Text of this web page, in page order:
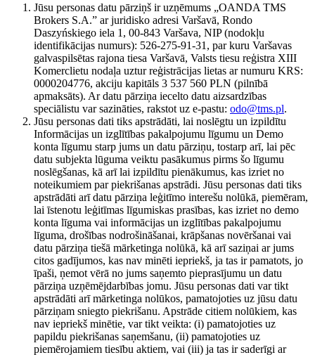
Jūsu personas datu pārziņš ir uzņēmums „OANDA TMS
Brokers S.A.” ar juridisko adresi Varšavā, Rondo
Daszyńskiego iela 1, 00-843 Varšava, NIP (nodokļu
identifikācijas numurs): 526-275-91-31, par kuru Varšavas
galvaspilsētas rajona tiesa Varšavā, Valsts tiesu reģistra XIII
Komerclietu nodaļa uztur reģistrācijas lietas ar numuru KRS:
0000204776, akciju kapitāls 3 537 560 PLN (pilnībā
apmaksāts). Ar datu pārziņa iecelto datu aizsardzības
speciālistu var sazināties, rakstot uz e-pastu: odo@tms.pl.
Jūsu personas dati tiks apstrādāti, lai noslēgtu un izpildītu
Informācijas un izglītības pakalpojumu līgumu un Demo
konta līgumu starp jums un datu pārziņu, tostarp arī, lai pēc
datu subjekta lūguma veiktu pasākumus pirms šo līgumu
noslēgšanas, kā arī lai izpildītu pienākumus, kas izriet no
noteikumiem par piekrišanas apstrādi. Jūsu personas dati tiks
apstrādāti arī datu pārziņa leģitīmo interešu nolūkā, piemēram,
lai īstenotu leģitīmas līgumiskas prasības, kas izriet no demo
konta līguma vai informācijas un izglītības pakalpojumu
līguma, drošības nodrošināšanai, krāpšanas novēršanai vai
datu pārziņa tiešā mārketinga nolūkā, kā arī saziņai ar jums
citos gadījumos, kas nav minēti iepriekš, ja tas ir pamatots, jo
īpaši, ņemot vērā no jums saņemto pieprasījumu un datu
pārziņa uzņēmējdarbības jomu. Jūsu personas dati var tikt
apstrādāti arī mārketinga nolūkos, pamatojoties uz jūsu datu
pārziņam sniegto piekrišanu. Apstrāde citiem nolūkiem, kas
nav iepriekš minētie, var tikt veikta: (i) pamatojoties uz
papildu piekrišanas saņemšanu, (ii) pamatojoties uz
piemērojamiem tiesību aktiem, vai (iii) ja tas ir saderīgi ar